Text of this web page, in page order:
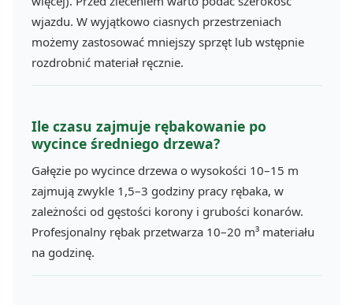
wjazdu. W wyjątkowo ciasnych przestrzeniach
możemy zastosować mniejszy sprzęt lub wstępnie
rozdrobnić materiał ręcznie.
Ile czasu zajmuje rębakowanie po
wycince średniego drzewa?
Gałęzie po wycince drzewa o wysokości 10–15 m
zajmują zwykle 1,5–3 godziny pracy rębaka, w
zależności od gęstości korony i grubości konarów.
Profesjonalny rębak przetwarza 10–20 m³ materiału
na godzinę.